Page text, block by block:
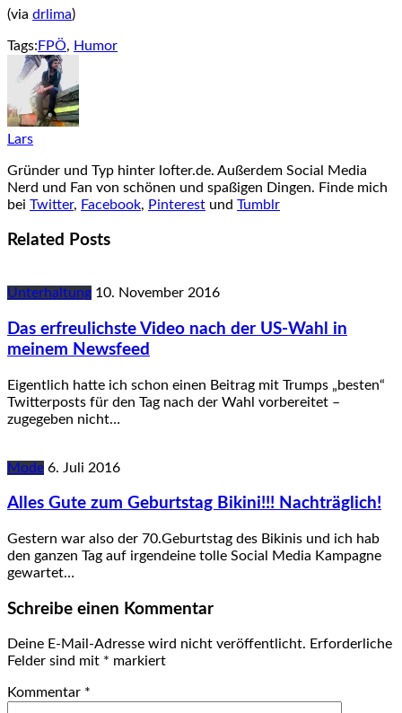
(via drlima)
Tags: FPÖ, Humor
Lars
Gründer und Typ hinter lofter.de. Außerdem Social Media
Nerd und Fan von schönen und spaßigen Dingen. Finde mich
bei Twitter, Facebook, Pinterest und Tumblr
Related Posts
Unterhaltung 10. November 2016
Das erfreulichste Video nach der US-Wahl in
meinem Newsfeed
Eigentlich hatte ich schon einen Beitrag mit Trumps „besten“
Twitterposts für den Tag nach der Wahl vorbereitet –
zugegeben nicht…
Mode 6. Juli 2016
Alles Gute zum Geburtstag Bikini!!! Nachträglich!
Gestern war also der 70.Geburtstag des Bikinis und ich hab
den ganzen Tag auf irgendeine tolle Social Media Kampagne
gewartet…
Schreibe einen Kommentar
Deine E-Mail-Adresse wird nicht veröffentlicht. Erforderliche
Felder sind mit * markiert
Kommentar *